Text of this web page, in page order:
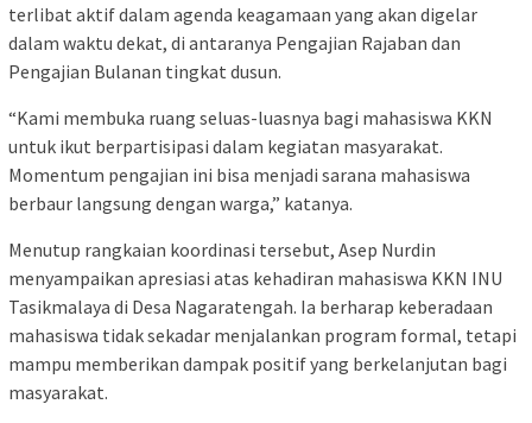
terlibat aktif dalam agenda keagamaan yang akan digelar
dalam waktu dekat, di antaranya Pengajian Rajaban dan
Pengajian Bulanan tingkat dusun.
“Kami membuka ruang seluas-luasnya bagi mahasiswa KKN
untuk ikut berpartisipasi dalam kegiatan masyarakat.
Momentum pengajian ini bisa menjadi sarana mahasiswa
berbaur langsung dengan warga,” katanya.
Menutup rangkaian koordinasi tersebut, Asep Nurdin
menyampaikan apresiasi atas kehadiran mahasiswa KKN INU
Tasikmalaya di Desa Nagaratengah. Ia berharap keberadaan
mahasiswa tidak sekadar menjalankan program formal, tetapi
mampu memberikan dampak positif yang berkelanjutan bagi
masyarakat.